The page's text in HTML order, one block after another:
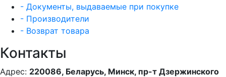
- Документы, выдаваемые при покупке
- Производители
- Возврат товара
Контакты
Адрес: 220086, Беларусь, Минск, пр-т Дзержинского